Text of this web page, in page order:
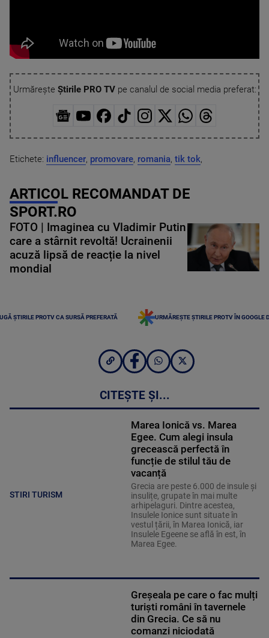
Urmărește Știrile PRO TVpe canalul de social media preferat:
Etichete: influencer, promovare, romania, tik tok,
ARTICOL RECOMANDAT DE
SPORT.RO
FOTO | Imaginea cu Vladimir Putin
care a stârnit revoltă! Ucrainenii
acuză lipsă de reacție la nivel
mondial
ȘTIRILE PROTV CA SURSĂ PREFERATĂ URMĂREȘTE ȘTIRILE PROTV ÎN GOOGLE
CITEȘTE ȘI...
STIRI TURISM
Marea Ionică vs. Marea
Egee. Cum alegi insula
grecească perfectă în
funcție de stilul tău de
vacanță
Grecia are peste 6.000 de insule și
insulițe, grupate în mai multe
arhipelaguri. Dintre acestea,
Insulele Ionice sunt situate în
vestul țării, în Marea Ionică, iar
Insulele Egeene se află în est, în
Marea Egee.
Greșeala pe care o fac mulți
turiști români în tavernele
din Grecia. Ce să nu
comanzi niciodată